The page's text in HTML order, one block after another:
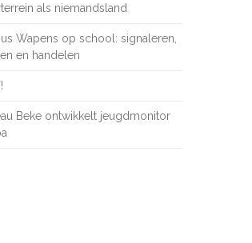
als niemandsland
Wapens op school: signaleren,
en handelen
Beke ontwikkelt jeugdmonitor